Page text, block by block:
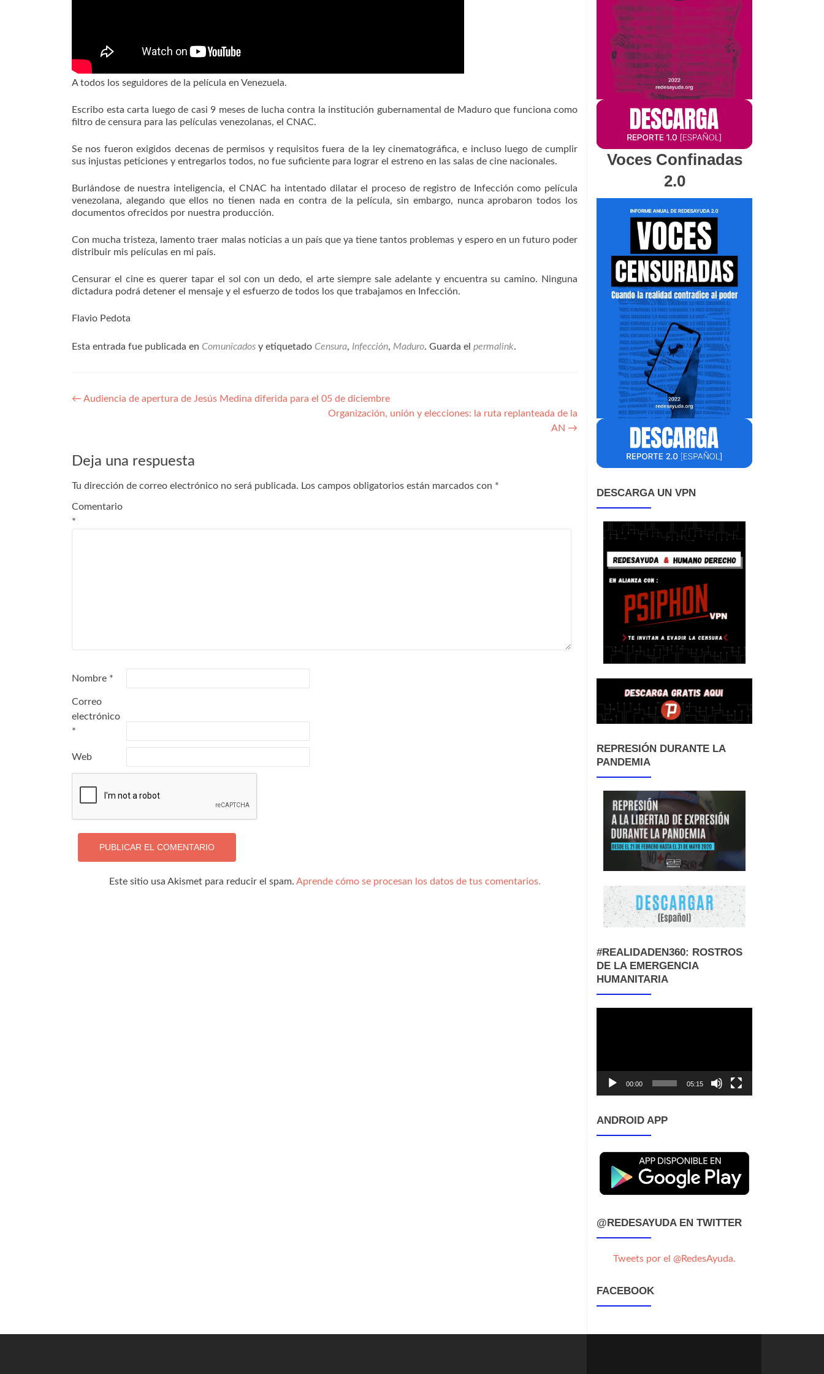
A todos los seguidores de la película en Venezuela.
Escribo esta carta luego de casi 9 meses de lucha contra la institución gubernamental de Maduro que funciona como
filtro de censura para las películas venezolanas, el CNAC.
Se nos fueron exigidos decenas de permisos y requisitos fuera de la ley cinematográfica, e incluso luego de cumplir
sus injustas peticiones y entregarlos todos, no fue suficiente para lograr el estreno en las salas de cine nacionales.
Burlándose de nuestra inteligencia, el CNAC ha intentado dilatar el proceso de registro de Infección como película
venezolana, alegando que ellos no tienen nada en contra de la película, sin embargo, nunca aprobaron todos los
documentos ofrecidos por nuestra producción.
Con mucha tristeza, lamento traer malas noticias a un país que ya tiene tantos problemas y espero en un futuro poder
distribuir mis películas en mi país.
Censurar el cine es querer tapar el sol con un dedo, el arte siempre sale adelante y encuentra su camino. Ninguna
dictadura podrá detener el mensaje y el esfuerzo de todos los que trabajamos en Infección.
Flavio Pedota
Esta entrada fue publicada en Comunicados y etiquetado Censura, Infección, Maduro. Guarda el permalink.
Navegación
← Audiencia de apertura de Jesús Medina diferida para el 05 de diciembre
Organización, unión y elecciones: la ruta replanteada de la
AN →
Deja una respuesta
Tu dirección de correo electrónico no será publicada. Los campos obligatorios están marcados con *
Comentario
*
Nombre *
Correo
electrónico
*
Web
Este sitio usa Akismet para reducir el spam. Aprende cómo se procesan los datos de tus comentarios.
Voces Confinadas
2.0
DESCARGA UN VPN
REPRESIÓN DURANTE LA
PANDEMIA
#REALIDADEN360: ROSTROS
DE LA EMERGENCIA
HUMANITARIA
00:00 05:15
ANDROID APP
@REDESAYUDA EN TWITTER
Tweets por el @RedesAyuda.
FACEBOOK